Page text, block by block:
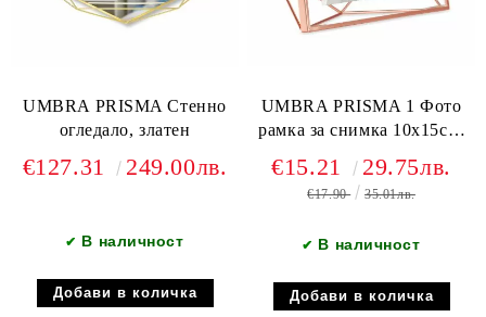
UMBRA PRISMA Стенно
огледало, златен
€127.31 249.00лв.
✔ В наличност
UMBRA PRISMA 1 Фото
рамка за снимка 10х15см,
€15.21 29.75лв.
€17.90 35.01лв.
✔ В наличност